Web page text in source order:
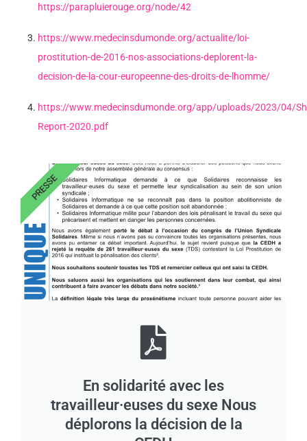
https://parapluierouge.org/node/42
https://www.medecinsdumonde.org/actualite/loi-
prostitution-de-2016-nos-associations-deplorent-la-
decision-de-la-cour-europeenne-des-droits-de-lhomme/
https://www.medecinsdumonde.org/app/uploads/2023/04/
Report-2020.pdf
En solidarité avec les
travailleur·euses du sexe Nous
déplorons la décision de la
PRESSE